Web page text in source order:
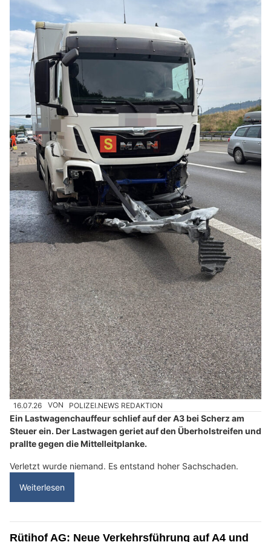
16.07.26 VON POLIZEI.NEWS REDAKTION
Ein Lastwagenchauffeur schlief auf der A3 bei Scherz am
Steuer ein. Der Lastwagen geriet auf den Überholstreifen und
prallte gegen die Mittelleitplanke.
Verletzt wurde niemand. Es entstand hoher Sachschaden.
Weiterlesen
Rütihof AG: Neue Verkehrsführung auf A4 und